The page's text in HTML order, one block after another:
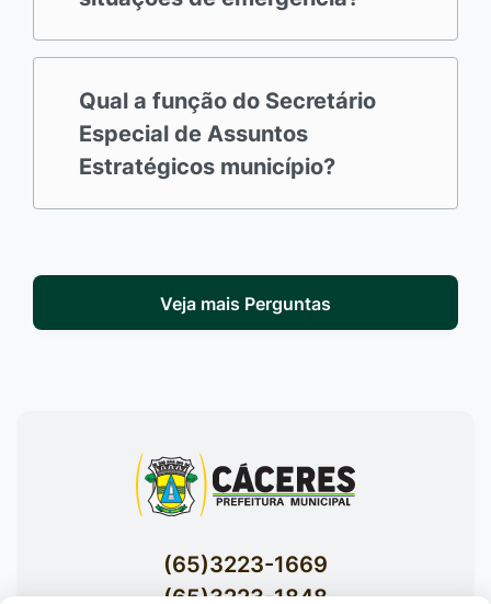
Qual a função do Secretário
Especial de Assuntos
Estratégicos município?
Veja mais Perguntas
(65)3223-1669
(65)3223-1848